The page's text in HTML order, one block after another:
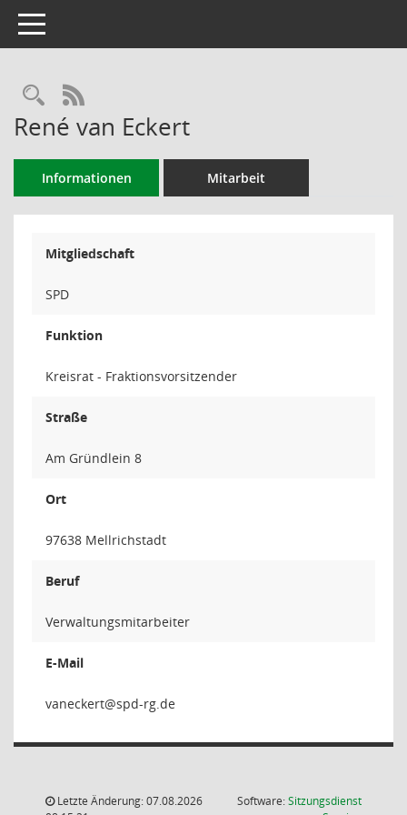
Toggle navigation
Rechercheauswahl
RSS-Feed
René van Eckert
Informationen Mitarbeit
Mitgliedschaft
SPD
Funktion
Kreisrat - Fraktionsvorsitzender
Straße
Am Gründlein 8
Ort
97638 Mellrichstadt
Beruf
Verwaltungsmitarbeiter
E-Mail
trek
Letzte Änderung: 07.08.2026
Software:Sitzungsdienst